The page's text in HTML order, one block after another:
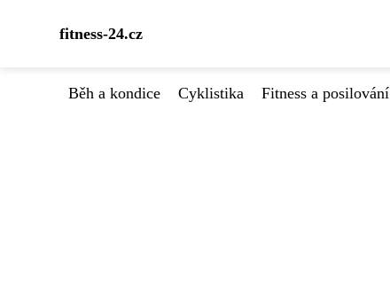
fitness-24.cz
Běh a kondice Cyklistika Fitness a posilování